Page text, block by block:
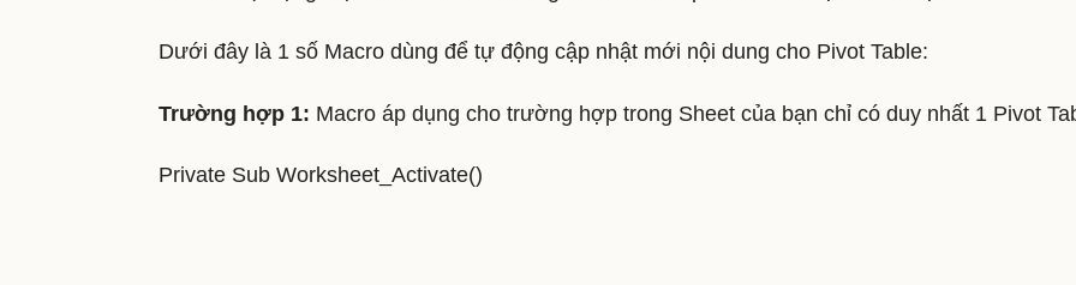
Dưới đây là 1 số Macro dùng để tự động cập nhật mới nội dung cho Pivot Table:
Trường hợp 1: Macro áp dụng cho trường hợp trong Sheet của bạn chỉ có duy nhất 1 Pivot
Private Sub Worksheet_Activate()